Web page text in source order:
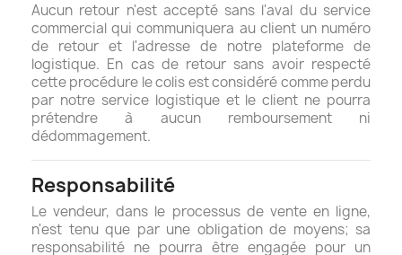
Aucun retour n'est accepté sans l'aval du service
commercial qui communiquera au client un numéro
de retour et l'adresse de notre plateforme de
logistique. En cas de retour sans avoir respecté
cette procédure le colis est considéré comme perdu
par notre service logistique et le client ne pourra
prétendre à aucun remboursement ni
dédommagement.
Responsabilité
Le vendeur, dans le processus de vente en ligne,
n'est tenu que par une obligation de moyens; sa
responsabilité ne pourra être engagée pour un